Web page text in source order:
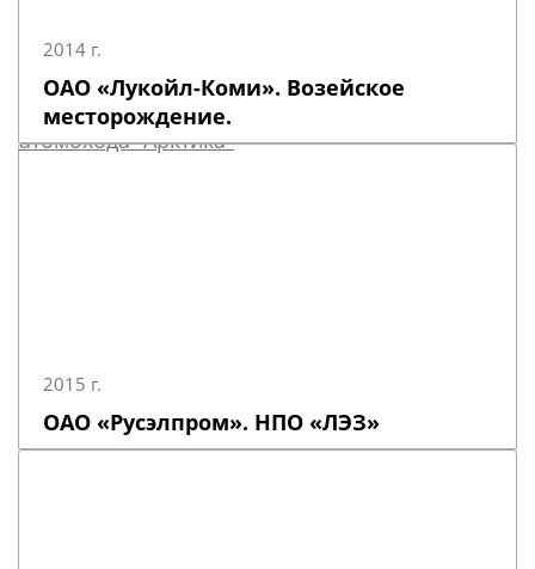
2014 г.
ОАО «Лукойл-Коми». Возейское
месторождение.
2015 г.
ОАО «Русэлпром». НПО «ЛЭЗ»